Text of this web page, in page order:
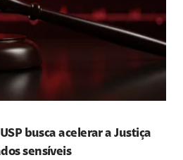
busca acelerar a Justiça
sensíveis